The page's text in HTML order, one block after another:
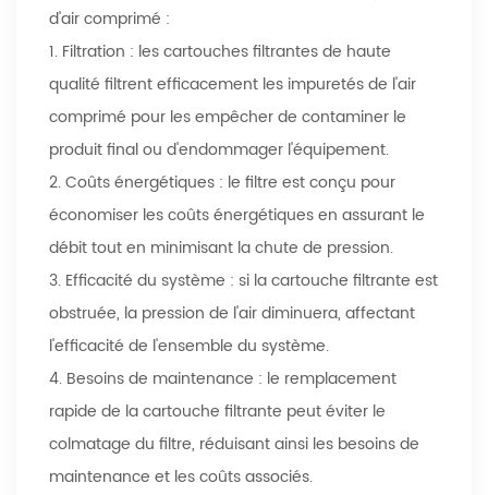
d'air comprimé :
1. Filtration : les cartouches filtrantes de haute
qualité filtrent efficacement les impuretés de l'air
comprimé pour les empêcher de contaminer le
produit final ou d'endommager l'équipement.
2. Coûts énergétiques : le filtre est conçu pour
économiser les coûts énergétiques en assurant le
débit tout en minimisant la chute de pression.
3. Efficacité du système : si la cartouche filtrante est
obstruée, la pression de l'air diminuera, affectant
l'efficacité de l'ensemble du système.
4. Besoins de maintenance : le remplacement
rapide de la cartouche filtrante peut éviter le
colmatage du filtre, réduisant ainsi les besoins de
maintenance et les coûts associés.